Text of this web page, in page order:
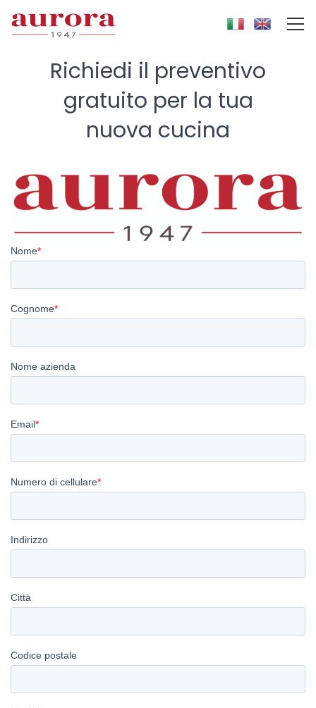
Richiedi il preventivo
gratuito per la tua
nuova cucina